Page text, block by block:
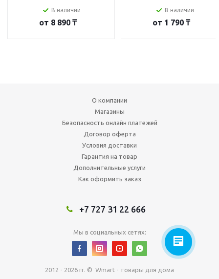
В наличии
от 8 890 ₸
В наличии
от 1 790 ₸
О компании
Магазины
Безопасность онлайн платежей
Договор оферта
Условия доставки
Гарантия на товар
Дополнительные услуги
Как оформить заказ
+7 727 31 22 666
Мы в социальных сетях:
2012 - 2026 гг. © Wmart - товары для дома